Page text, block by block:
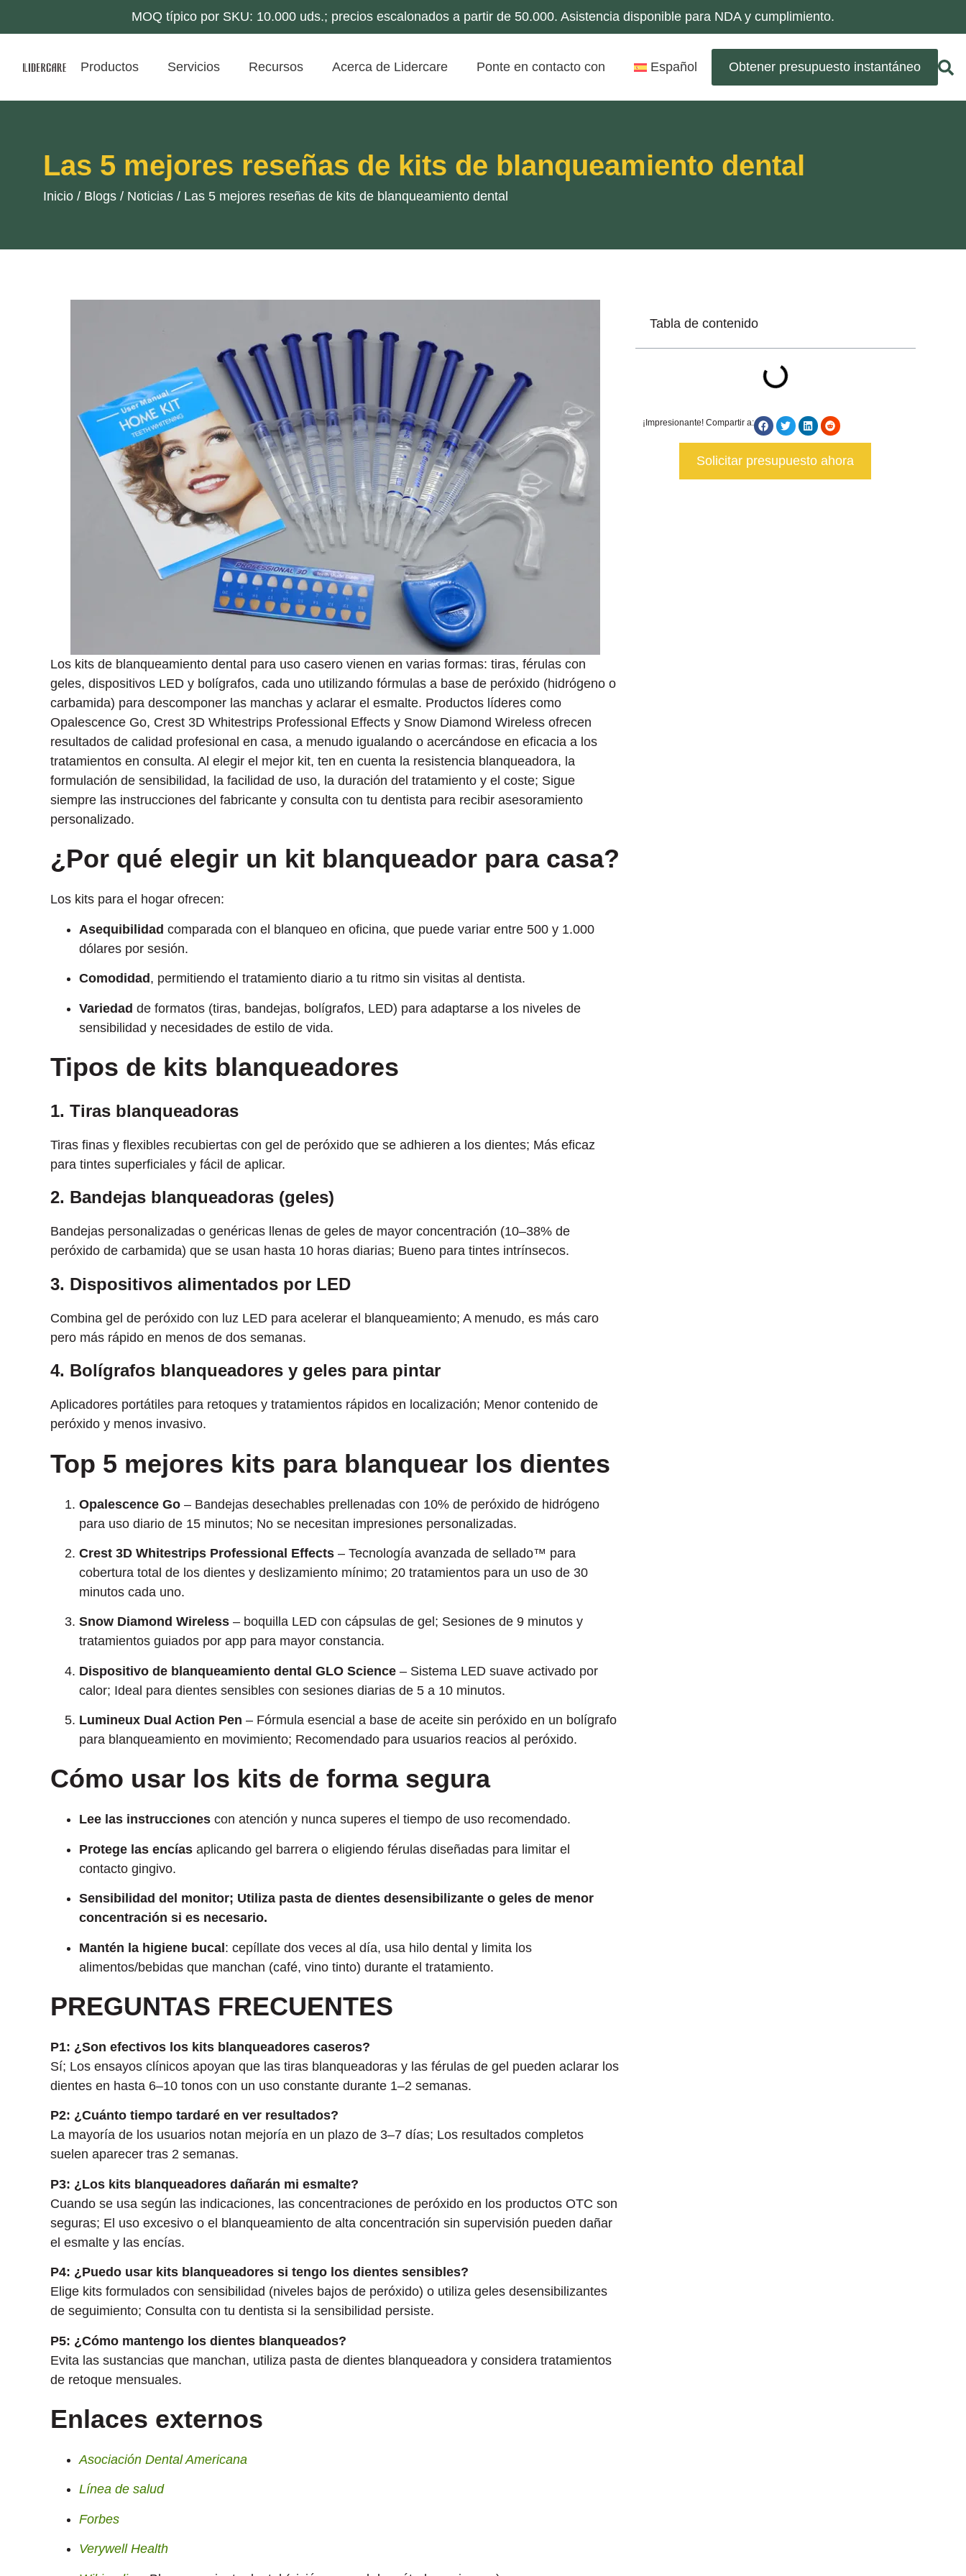
MOQ típico por SKU: 10.000 uds.; precios escalonados a partir de 50.000. Asistencia disponible para NDA y cumplimiento.
Productos Servicios Recursos Acerca de Lidercare Ponte en contacto con Español Obtener presupuesto instantáneo
Las 5 mejores reseñas de kits de blanqueamiento dental
Inicio / Blogs / Noticias / Las 5 mejores reseñas de kits de blanqueamiento dental
Los kits de blanqueamiento dental para uso casero vienen en varias formas: tiras, férulas con
geles, dispositivos LED y bolígrafos, cada uno utilizando fórmulas a base de peróxido (hidrógeno o
carbamida) para descomponer las manchas y aclarar el esmalte. Productos líderes como
Opalescence Go, Crest 3D Whitestrips Professional Effects y Snow Diamond Wireless ofrecen
resultados de calidad profesional en casa, a menudo igualando o acercándose en eficacia a los
tratamientos en consulta. Al elegir el mejor kit, ten en cuenta la resistencia blanqueadora, la
formulación de sensibilidad, la facilidad de uso, la duración del tratamiento y el coste; Sigue
siempre las instrucciones del fabricante y consulta con tu dentista para recibir asesoramiento
personalizado.
¿Por qué elegir un kit blanqueador para casa?
Los kits para el hogar ofrecen:
Asequibilidad comparada con el blanqueo en oficina, que puede variar entre 500 y 1.000
dólares por sesión.
Comodidad , permitiendo el tratamiento diario a tu ritmo sin visitas al dentista.
Variedad de formatos (tiras, bandejas, bolígrafos, LED) para adaptarse a los niveles de
sensibilidad y necesidades de estilo de vida.
Tipos de kits blanqueadores
1. Tiras blanqueadoras
Tiras finas y flexibles recubiertas con gel de peróxido que se adhieren a los dientes; Más eficaz
para tintes superficiales y fácil de aplicar.
2. Bandejas blanqueadoras (geles)
Bandejas personalizadas o genéricas llenas de geles de mayor concentración (10–38% de
peróxido de carbamida) que se usan hasta 10 horas diarias; Bueno para tintes intrínsecos.
3. Dispositivos alimentados por LED
Combina gel de peróxido con luz LED para acelerar el blanqueamiento; A menudo, es más caro
pero más rápido en menos de dos semanas.
4. Bolígrafos blanqueadores y geles para pintar
Aplicadores portátiles para retoques y tratamientos rápidos en localización; Menor contenido de
peróxido y menos invasivo.
Top 5 mejores kits para blanquear los dientes
Opalescence Go – Bandejas desechables prellenadas con 10% de peróxido de hidrógeno
para uso diario de 15 minutos; No se necesitan impresiones personalizadas.
Crest 3D Whitestrips Professional Effects – Tecnología avanzada de sellado™ para
cobertura total de los dientes y deslizamiento mínimo; 20 tratamientos para un uso de 30
minutos cada uno.
Snow Diamond Wireless – boquilla LED con cápsulas de gel; Sesiones de 9 minutos y
tratamientos guiados por app para mayor constancia.
Dispositivo de blanqueamiento dental GLO Science – Sistema LED suave activado por
calor; Ideal para dientes sensibles con sesiones diarias de 5 a 10 minutos.
Lumineux Dual Action Pen – Fórmula esencial a base de aceite sin peróxido en un bolígrafo
para blanqueamiento en movimiento; Recomendado para usuarios reacios al peróxido.
Cómo usar los kits de forma segura
Lee las instrucciones con atención y nunca superes el tiempo de uso recomendado.
Protege las encías aplicando gel barrera o eligiendo férulas diseñadas para limitar el
contacto gingivo.
Sensibilidad del monitor; Utiliza pasta de dientes desensibilizante o geles de menor
concentración si es necesario.
Mantén la higiene bucal: cepíllate dos veces al día, usa hilo dental y limita los
alimentos/bebidas que manchan (café, vino tinto) durante el tratamiento.
PREGUNTAS FRECUENTES
P1: ¿Son efectivos los kits blanqueadores caseros?
Sí; Los ensayos clínicos apoyan que las tiras blanqueadoras y las férulas de gel pueden aclarar los
dientes en hasta 6–10 tonos con un uso constante durante 1–2 semanas.
P2: ¿Cuánto tiempo tardaré en ver resultados?
La mayoría de los usuarios notan mejoría en un plazo de 3–7 días; Los resultados completos
suelen aparecer tras 2 semanas.
P3: ¿Los kits blanqueadores dañarán mi esmalte?
Cuando se usa según las indicaciones, las concentraciones de peróxido en los productos OTC son
seguras; El uso excesivo o el blanqueamiento de alta concentración sin supervisión pueden dañar
el esmalte y las encías.
P4: ¿Puedo usar kits blanqueadores si tengo los dientes sensibles?
Elige kits formulados con sensibilidad (niveles bajos de peróxido) o utiliza geles desensibilizantes
de seguimiento; Consulta con tu dentista si la sensibilidad persiste.
P5: ¿Cómo mantengo los dientes blanqueados?
Evita las sustancias que manchan, utiliza pasta de dientes blanqueadora y considera tratamientos
de retoque mensuales.
Enlaces externos
Asociación Dental Americana
Línea de salud
Forbes
Verywell Health
Tabla de contenido
¡Impresionante! Compartir a:
Solicitar presupuesto ahora